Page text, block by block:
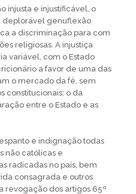
injusta e injustificável, o
deplorável genuflexão
a discriminação para com
religiosas. A injustiça
variável, com o Estado
a favor de uma das
o mercado da fé, sem
constitucionais: o da
entre o Estado e as
e indignação todas
não católicas e
radicadas no país, bem
consagrada e outros
revogação dos artigos 65º